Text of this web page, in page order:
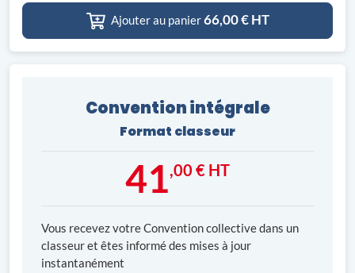
Ajouter au panier66,00€ HT
Convention intégrale
Format classeur
41,00 € HT
Vous recevez votre Convention collective dans un
classeur et êtes informé des mises à jour
instantanément